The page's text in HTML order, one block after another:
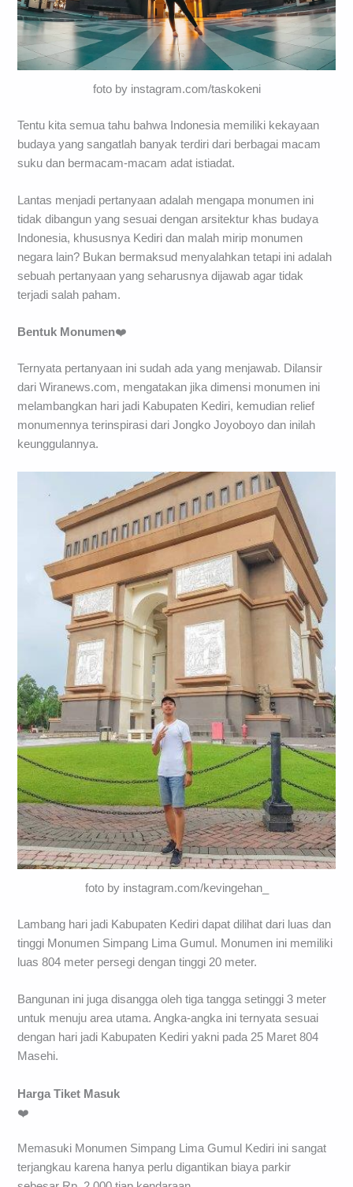
foto by instagram.com/taskokeni
Tentu kita semua tahu bahwa Indonesia memiliki kekayaan
budaya yang sangatlah banyak terdiri dari berbagai macam
suku dan bermacam-macam adat istiadat.
Lantas menjadi pertanyaan adalah mengapa monumen ini
tidak dibangun yang sesuai dengan arsitektur khas budaya
Indonesia, khususnya Kediri dan malah mirip monumen
negara lain? Bukan bermaksud menyalahkan tetapi ini adalah
sebuah pertanyaan yang seharusnya dijawab agar tidak
terjadi salah paham.
Bentuk Monumen❤️
Ternyata pertanyaan ini sudah ada yang menjawab. Dilansir
dari Wiranews.com, mengatakan jika dimensi monumen ini
melambangkan hari jadi Kabupaten Kediri, kemudian relief
monumennya terinspirasi dari Jongko Joyoboyo dan inilah
keunggulannya.
foto by instagram.com/kevingehan_
Lambang hari jadi Kabupaten Kediri dapat dilihat dari luas dan
tinggi Monumen Simpang Lima Gumul. Monumen ini memiliki
luas 804 meter persegi dengan tinggi 20 meter.
Bangunan ini juga disangga oleh tiga tangga setinggi 3 meter
untuk menuju area utama. Angka-angka ini ternyata sesuai
dengan hari jadi Kabupaten Kediri yakni pada 25 Maret 804
Masehi.
Harga Tiket Masuk
❤️
Memasuki Monumen Simpang Lima Gumul Kediri ini sangat
terjangkau karena hanya perlu digantikan biaya parkir